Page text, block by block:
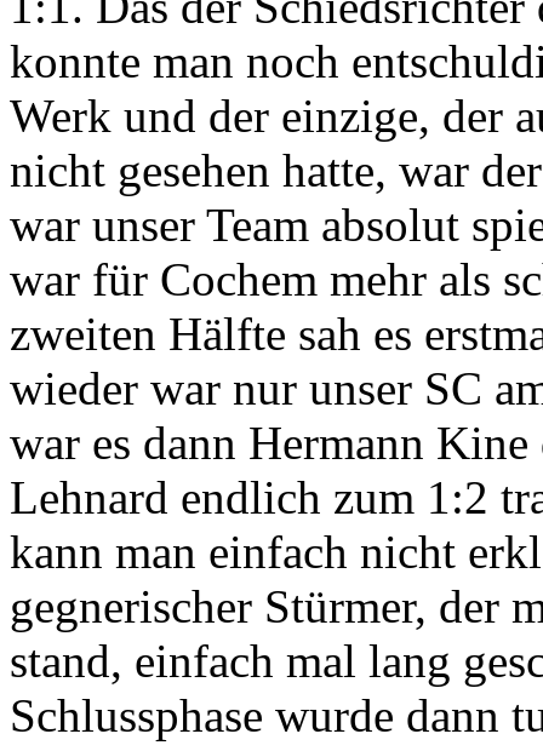
konnte man noch
Werk und der einzige, der
nicht gesehen hatte, war
war unser Team absolut
war für Cochem mehr als
zweiten Hälfte sah es
wieder war nur unser SC
war es dann Hermann
Lehnard endlich zum 1:2
kann man einfach nicht
gegnerischer Stürmer, der
stand, einfach mal lang
Schlussphase wurde dann